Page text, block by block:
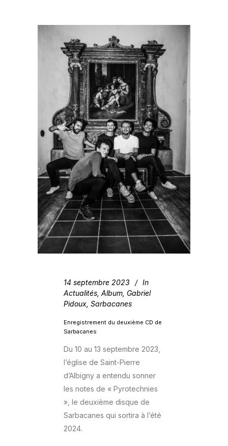
14 septembre 2023
In
Actualités, Album, Gabriel
Pidoux, Sarbacanes
Enregistrement du deuxième CD de
Sarbacanes
Du 10 au 13 septembre 2023,
l’église de Saint-Pierre
d’Albigny a entendu sonner
les notes de « Pyrotechnies
», le deuxième disque de
Sarbacanes qui sortira à l’été
2024.